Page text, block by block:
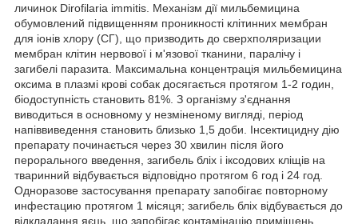
личинок Dirofilaria immitis. Механізм дії мильбемицина
обумовлений підвищенням проникності клітинних мембран
для іонів хлору (СГ), що призводить до сверхполяризации
мембран клітин нервової і м'язової тканини, паралічу і
загибелі паразита. Максимальна концентрація мильбемицина
оксима в плазмі крові собак досягається протягом 1-2 годин,
біодоступність становить 81%. З організму з'єднання
виводиться в основному у незміненому вигляді, період
напіввиведення становить близько 1,5 доби. Інсектицидну дію
препарату починається через 30 хвилин після його
перорального введення, загибель бліх і іксодових кліщів на
тваринний відбувається відповідно протягом 6 год і 24 год.
Одноразове застосування препарату запобігає повторному
инфестацию протягом 1 місяця; загибель бліх відбувається до
відкладання яєць, що запобігає контамінацію приміщень